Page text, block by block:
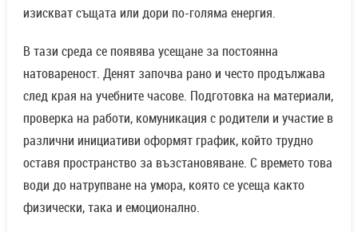
изискват същата или дори по-голяма енергия.
В тази среда се появява усещане за постоянна
натовареност. Денят започва рано и често продължава
след края на учебните часове. Подготовка на материали,
проверка на работи, комуникация с родители и участие в
различни инициативи оформят график, който трудно
оставя пространство за възстановяване. С времето това
води до натрупване на умора, която се усеща както
физически, така и емоционално.